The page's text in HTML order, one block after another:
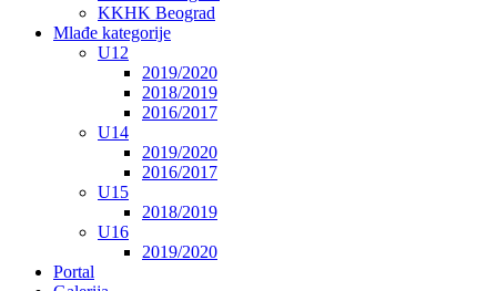
KKHK Beograd
Mlađe kategorije
U12
2019/2020
2018/2019
2016/2017
U14
2019/2020
2016/2017
U15
2018/2019
U16
2019/2020
Portal